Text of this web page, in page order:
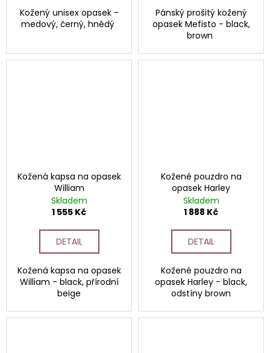
Kožený unisex opasek -
medový, černý, hnědý
Pánský prošitý kožený
opasek Mefisto - black,
brown
Kožená kapsa na opasek
William
Skladem
1 555 Kč
DETAIL
Kožená kapsa na opasek
William - black, přírodní
beige
Kožené pouzdro na
opasek Harley
Skladem
1 888 Kč
DETAIL
Kožené pouzdro na
opasek Harley - black,
odstíny brown